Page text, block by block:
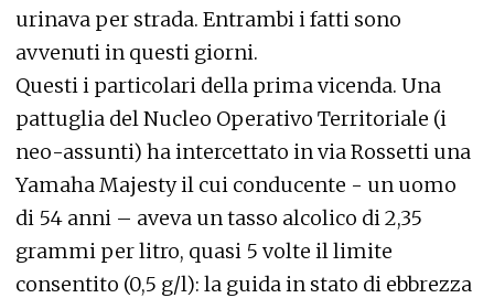
urinava per strada. Entrambi i fatti sono
avvenuti in questi giorni.
Questi i particolari della prima vicenda. Una
pattuglia del Nucleo Operativo Territoriale (i
neo-assunti) ha intercettato in via Rossetti una
Yamaha Majesty il cui conducente - un uomo
di 54 anni – aveva un tasso alcolico di 2,35
grammi per litro, quasi 5 volte il limite
consentito (0,5 g/l): la guida in stato di ebbrezza